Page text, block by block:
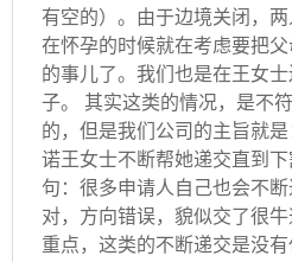
有空的）。由于边境关闭，两
在怀孕的时候就在考虑要把
的事儿了。我们也是在王女
子。 其实这类的情况，是不
的，但是我们公司的主旨就
诺王女士不断帮她递交直到
句：很多申请人自己也会不
对，方向错误，貌似交了很
重点，这类的不断递交是没